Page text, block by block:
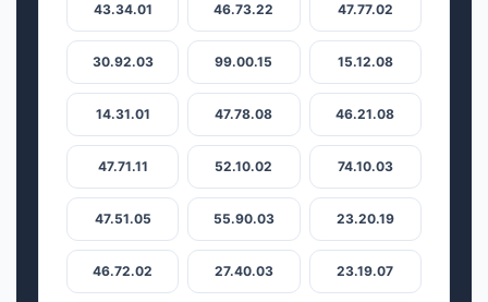
43.34.01 46.73.22 47.77.02
30.92.03 99.00.15 15.12.08
14.31.01 47.78.08 46.21.08
47.71.11 52.10.02 74.10.03
47.51.05 55.90.03 23.20.19
46.72.02 27.40.03 23.19.07